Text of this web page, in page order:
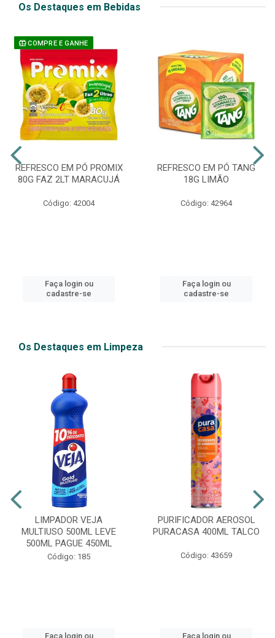
Os Destaques em Bebidas
COMPRE E GANHE
REFRESCO EM PÓ PROMIX
80G FAZ 2LT MARACUJÁ
Código: 42004
Faça login ou
cadastre-se
REFRESCO EM PÓ TANG
18G LIMÃO
Código: 42964
Faça login ou
cadastre-se
Os Destaques em Limpeza
LIMPADOR VEJA
MULTIUSO 500ML LEVE
500ML PAGUE 450ML
Código: 185
Faça login ou
PURIFICADOR AEROSOL
PURACASA 400ML TALCO
Código: 43659
Faça login ou